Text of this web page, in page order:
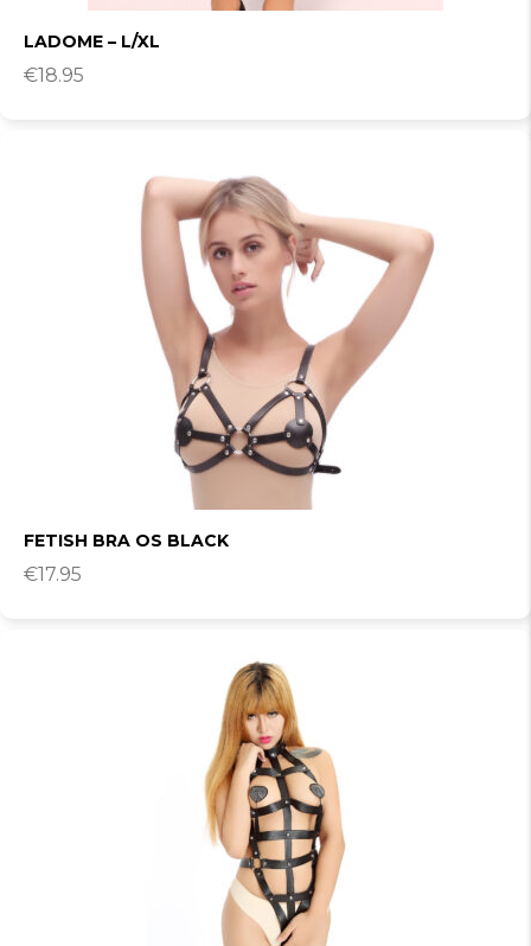
LADOME – L/XL
€18.95
FETISH BRA OS BLACK
€17.95